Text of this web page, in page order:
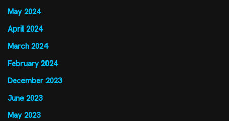
May 2024
April 2024
March 2024
February 2024
December 2023
June 2023
May 2023